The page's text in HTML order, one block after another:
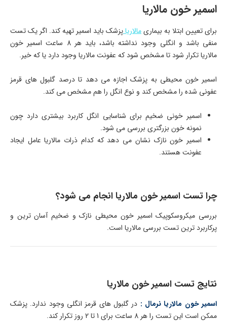
اسمیر خون مالاریا
برای تعیین ابتلا به بیماریمالاریاپزشک باید اسمیر تهیه کند. اگر یک تست
منفی باشد و انگلی وجود نداشته باشد، باید هر 8 ساعت اسمیر خون
مالاریا تکرار شود تا مشخص شود که عفونت مالاریا وجود دارد یا که خیر.
اسمیر خون محیطی به پزشک اجازه می دهد تا درصد گلبول های قرمز
عفونی شده را مشخص کند و نوع انگل را هم مشخص می کند.
اسمیر خونی ضخیم برای شناسایی انگل کاربرد بیشتری دارد چون
نمونه خون بزرگتری بررسی می شود.
اسمیر خون نازک نشان می دهد که کدام ذرات مالاریا عامل ایجاد
عفونت هستند.
چرا تست اسمیر خون مالاریا انجام می شود؟
بررسی میکروسکوپیک اسمیر خون محیطی نازک و ضخیم آسان ترین و
پرکاربرد ترین تست بررسی مالاریا است.
نتایج تست اسمیر خون مالاریا
اسمیر خون مالاریا نرمال : در گلبول های قرمز انگلی وجود ندارد. پزشک
ممکن است این تست را هر 8 ساعت برای 1 تا 2 روز تکرار کند.